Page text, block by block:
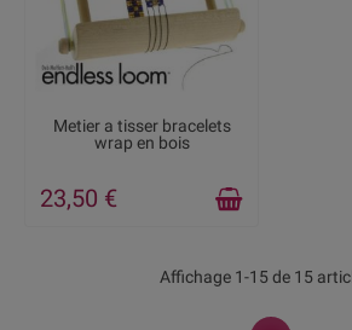
RUPTURE DE STOCK
Metier a tisser bracelets
wrap en bois
23,50 €
Affichage 1-15 de 15